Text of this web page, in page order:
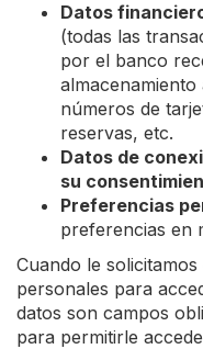
Datos
(todas las
por el banco
números de
reservas, etc.
Datos de
su
Preferencias
preferencias en
Cuando le
personales para
datos son campos
para permitirle